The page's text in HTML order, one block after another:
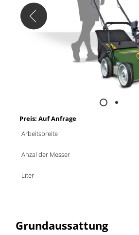
Preis: Auf Anfrage
Arbeitsbreite
Anzal der Messer
Liter
Grundaussattung